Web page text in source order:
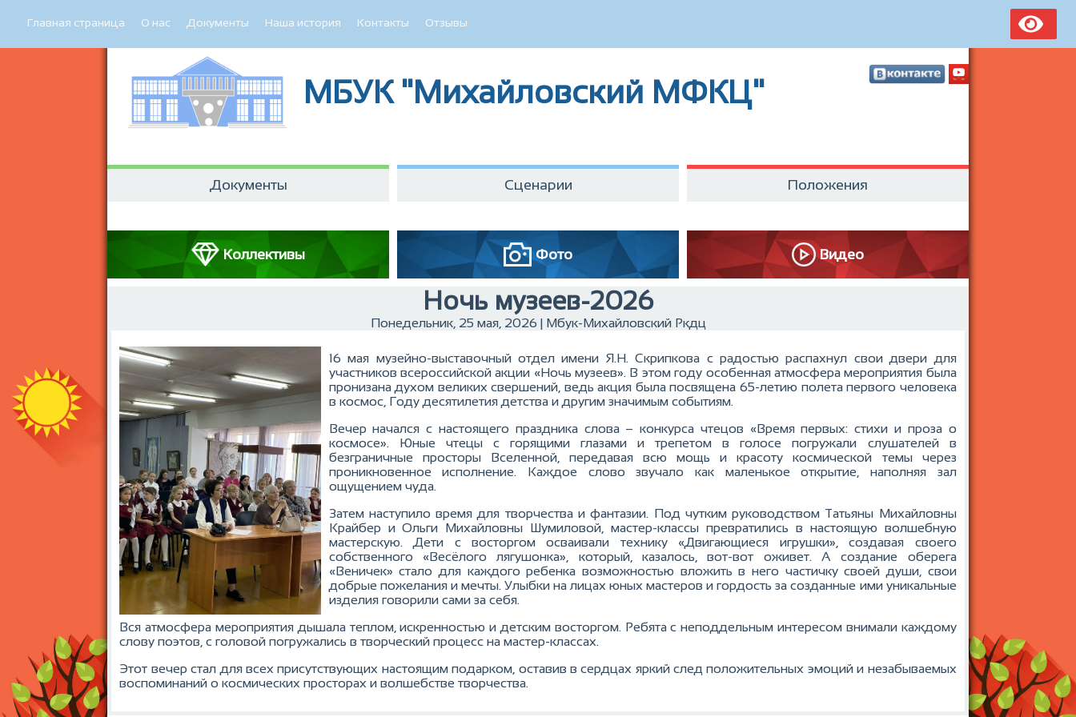
Главная страница О нас Документы Наша история Контакты Отзывы
МБУК "Михайловский МФКЦ"
Документы Сценарии Положения
Коллективы Фото Видео
Ночь музеев-2026
Понедельник, 25 мая, 2026 | Мбук-Михайловский Ркдц
16 мая музейно-выставочный отдел имени Я.Н. Скрипкова с радостью распахнул свои двери для
участников всероссийской акции «Ночь музеев». В этом году особенная атмосфера мероприятия была
пронизана духом великих свершений, ведь акция была посвящена 65-летию полета первого человека
в космос, Году десятилетия детства и другим значимым событиям.
Вечер начался с настоящего праздника слова – конкурса чтецов «Время первых: стихи и проза о
космосе». Юные чтецы с горящими глазами и трепетом в голосе погружали слушателей в
безграничные просторы Вселенной, передавая всю мощь и красоту космической темы через
проникновенное исполнение. Каждое слово звучало как маленькое открытие, наполняя зал
ощущением чуда.
Затем наступило время для творчества и фантазии. Под чутким руководством Татьяны Михайловны
Крайбер и Ольги Михайловны Шумиловой, мастер-классы превратились в настоящую волшебную
мастерскую. Дети с восторгом осваивали технику «Двигающиеся игрушки», создавая своего
собственного «Весёлого лягушонка», который, казалось, вот-вот оживет. А создание оберега
«Веничек» стало для каждого ребенка возможностью вложить в него частичку своей души, свои
добрые пожелания и мечты. Улыбки на лицах юных мастеров и гордость за созданные ими уникальные
изделия говорили сами за себя.
Вся атмосфера мероприятия дышала теплом, искренностью и детским восторгом. Ребята с неподдельным интересом внимали каждому
слову поэтов, с головой погружались в творческий процесс на мастер-классах.
Этот вечер стал для всех присутствующих настоящим подарком, оставив в сердцах яркий след положительных эмоций и незабываемых
воспоминаний о космических просторах и волшебстве творчества.